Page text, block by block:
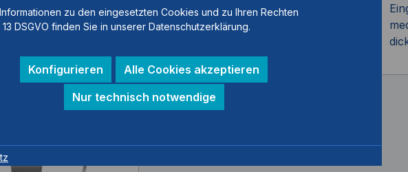
Stahl, linkes oder
145mm lang, 3mm
Einguss/Prepreg,16mm,Stahl,link
s lat./rechts med., 65mm lang,
zu den eingesetzten Cookies und zu Ihren Rechten
13 DSGVO finden Sie in unserer Datenschutzerklärung.
Konfigurieren
Alle Cookies akzeptieren
Nur technisch notwendige